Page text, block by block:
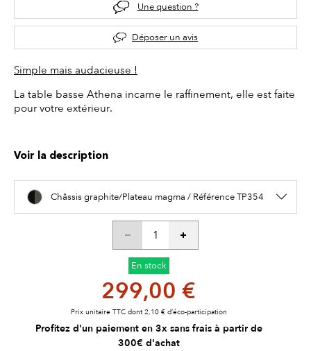
Une question ?
Déposer un avis
Simple mais audacieuse !
La table basse Athena incarne le raffinement, elle est faite
pour votre extérieur.
Voir la description
Châssis graphite/Plateau magma / Référence TP354
En stock
299,00 €
Prix unitaire TTC dont 2,10 € d’éco-participation
Profitez d'un paiement en 3x sans frais à partir de
300€ d'achat